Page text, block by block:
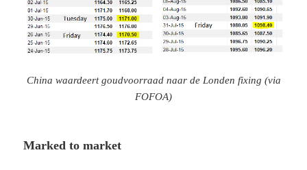
China waardeert goudvoorraad naar de Londen fixing (via
FOFOA)
Marked to market